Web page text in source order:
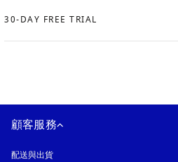
Expand
30-DAY FREE TRIAL
Expand
顧客服務
配送與出貨